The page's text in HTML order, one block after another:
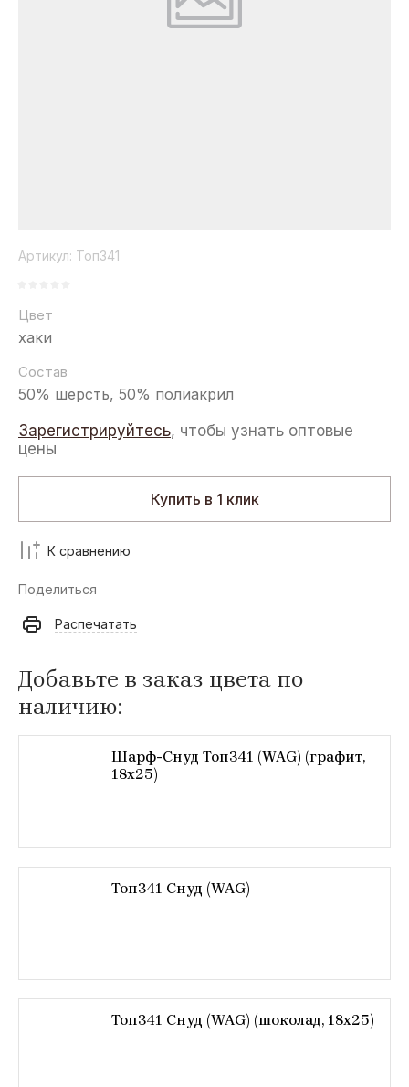
Артикул: Топ341
Цвет
хаки
Состав
50% шерсть, 50% полиакрил
Зарегистрируйтесь, чтобы узнать оптовые
цены
Купить в 1 клик
К сравнению
Поделиться
Распечатать
Добавьте в заказ цвета по
наличию:
Шарф-Снуд Топ341 (WAG) (графит,
18х25)
Топ341 Снуд (WAG)
Топ341 Снуд (WAG) (шоколад, 18х25)